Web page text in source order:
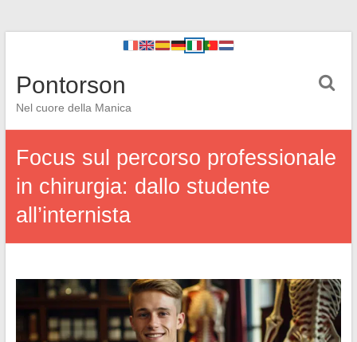
Pontorson
Nel cuore della Manica
Focus sul percorso professionale
in chirurgia: dallo studente
all’internista